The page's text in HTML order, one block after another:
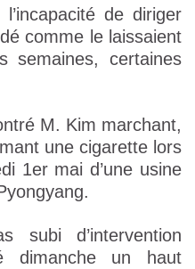
de diriger
comme le laissaient
semaines, certaines
M. Kim marchant,
une cigarette lors
1er mai d’une usine
subi d’intervention
dimanche un haut